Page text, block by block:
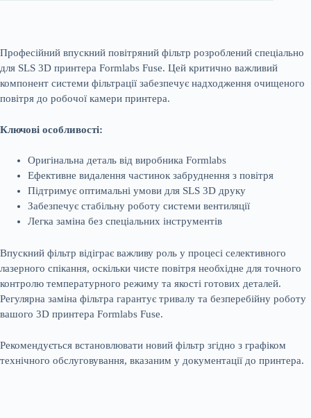
Професійний впускний повітряний фільтр розроблений спеціально
для SLS 3D принтера Formlabs Fuse. Цей критично важливий
компонент системи фільтрації забезпечує надходження очищеного
повітря до робочої камери принтера.
Ключові особливості:
Оригінальна деталь від виробника Formlabs
Ефективне видалення частинок забруднення з повітря
Підтримує оптимальні умови для SLS 3D друку
Забезпечує стабільну роботу системи вентиляції
Легка заміна без спеціальних інструментів
Впускний фільтр відіграє важливу роль у процесі селективного
лазерного спікання, оскільки чисте повітря необхідне для точного
контролю температурного режиму та якості готових деталей.
Регулярна заміна фільтра гарантує тривалу та безперебійну роботу
вашого 3D принтера Formlabs Fuse.
Рекомендується встановлювати новий фільтр згідно з графіком
технічного обслуговування, вказаним у документації до принтера.